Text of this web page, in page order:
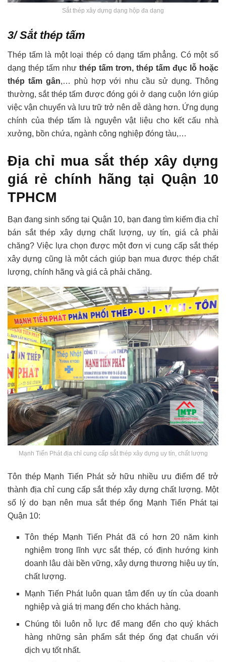
Sắt thép xây dựng dạng hộp đa dạng
3/ Sắt thép tấm
Thép tấm là một loại thép có dạng tấm phẳng. Có một số
dạng thép tấm như thép tấm trơn, thép tấm đục lỗ hoặc
thép tấm gân,… phù hợp với nhu cầu sử dụng. Thông
thường, sắt thép tấm được đóng gói ở dạng cuộn lớn giúp
việc vận chuyển và lưu trữ trở nên dễ dàng hơn. Ứng dụng
chính của thép tấm là nguyên vật liệu cho kết cấu nhà
xưởng, bồn chứa, ngành công nghiệp đóng tàu,…
Địa chỉ mua sắt thép xây dựng
giá rẻ chính hãng tại Quận 10
TPHCM
Bạn đang sinh sống tại Quận 10, bạn đang tìm kiếm địa chỉ
bán sắt thép xây dựng chất lượng, uy tín, giá cả phải
chăng? Việc lựa chọn được một đơn vị cung cấp sắt thép
xây dựng cũng là một cách giúp bạn mua được thép chất
lượng, chính hãng và giá cả phải chăng.
Mạnh Tiến Phát địa chỉ cung cấp sắt thép xây dựng uy tín, chất lượng
Tôn thép Mạnh Tiến Phát sở hữu nhiều ưu điểm để trở
thành địa chỉ cung cấp sắt thép xây dựng chất lượng. Một
số lý do bạn nên mua sắt thép ống Mạnh Tiến Phát tại
Quận 10:
Tôn thép Mạnh Tiến Phát đã có hơn 20 năm kinh
nghiệm trong lĩnh vực sắt thép, có định hướng kinh
doanh lâu dài bền vững, xây dựng thương hiệu uy tín,
chất lượng.
Mạnh Tiến Phát luôn quan tâm đến uy tín của doanh
nghiệp và giá trị mang đến cho khách hàng.
Chúng tôi luôn nỗ lực để mang đến cho quý khách
hàng những sản phẩm sắt thép ống đạt chuẩn với
dịch vụ tốt nhất.